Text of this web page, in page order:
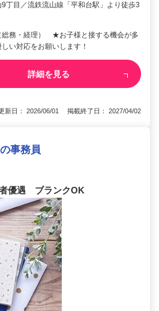
丁目／流鉄流山線「平和台駅」より徒歩3
総務・経理） ★お子様と接する機会が多
い対応をお願いします！
詳細を見る
新日： 2026/06/01 掲載終了日： 2027/04/02
事務員
者優遇 ブランクOK